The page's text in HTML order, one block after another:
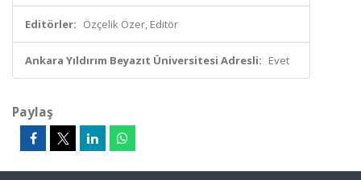
Editörler: Özçelik Özer, Editör
Ankara Yıldırım Beyazıt Üniversitesi Adresli: Evet
Paylaş